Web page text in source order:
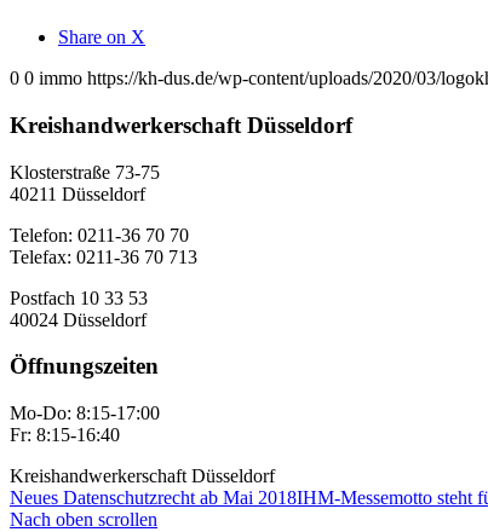
Share on X
0 0 immo https://kh-dus.de/wp-content/uploads/2020/03/
Kreishandwerkerschaft Düsseldorf
Klosterstraße 73-75
40211 Düsseldorf
Telefon: 0211-36 70 70
Telefax: 0211-36 70 713
Postfach 10 33 53
40024 Düsseldorf
Öffnungszeiten
Mo-Do: 8:15-17:00
Fr: 8:15-16:40
Kreishandwerkerschaft Düsseldorf
Neues Datenschutzrecht ab Mai 2018IHM-Messemotto steht
Nach oben scrollen